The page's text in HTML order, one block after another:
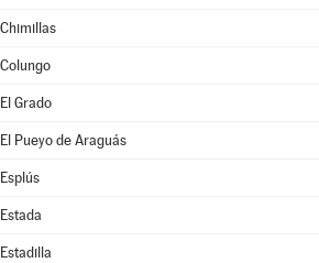
Chimillas
Colungo
El Grado
El Pueyo de Araguás
Esplús
Estada
Estadilla